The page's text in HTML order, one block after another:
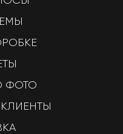
ФОТО